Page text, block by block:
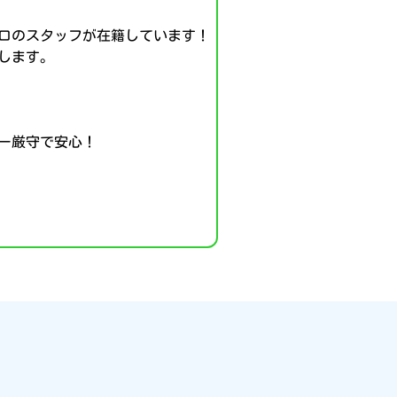
のスタッフが在籍しています！
ます。
厳守で安心！